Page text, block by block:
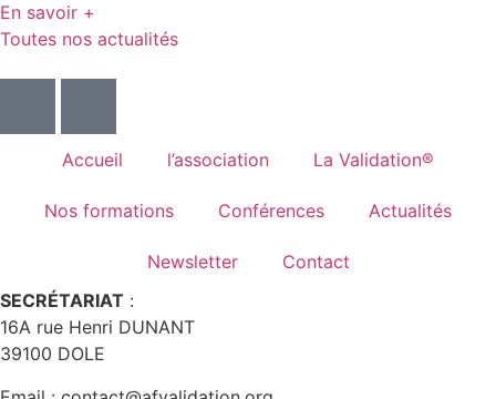
En savoir +
Toutes nos actualités
Accueil l’association La Validation®
Nos formations Conférences Actualités
Newsletter
Contact
SECRÉTARIAT :
16A rue Henri DUNANT
39100 DOLE